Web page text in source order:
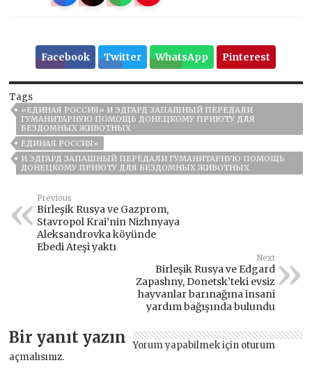
Facebook Twitter WhatsApp Pinterest
Tags
«ЕДИНАЯ РОССИЯ» И ЭДГАРД ЗАПАШНЫЙ ПЕРЕДАЛИ
ГУМАНИТАРНУЮ ПОМОЩЬ ДОНЕЦКОМУ ПРИЮТУ ДЛЯ
БЕЗДОМНЫХ ЖИВОТНЫХ
ЕДИНАЯ РОССИЯ»
И ЭДГАРД ЗАПАШНЫЙ ПЕРЕДАЛИ ГУМАНИТАРНУЮ ПОМОЩЬ
ДОНЕЦКОМУ ПРИЮТУ ДЛЯ БЕЗДОМНЫХ ЖИВОТНЫХ
Previous
Birleşik Rusya ve Gazprom,
Stavropol Krai’nin Nizhnyaya
Aleksandrovka köyünde
Ebedi Ateşi yaktı
Next
Birleşik Rusya ve Edgard
Zapashny, Donetsk’teki evsiz
hayvanlar barınağına insani
yardım bağışında bulundu
Bir yanıt yazın Yorum yapabilmek için oturum
açmalısınız.